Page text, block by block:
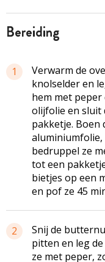
bereiding
1
Verwarm de
knolselder en
hem met
olijfolie en sluit
pakketje. Boen
bedruppel ze
tot een
bietjes op een
en pof ze 45
2
Snij de
pitten en leg
ze met peper,